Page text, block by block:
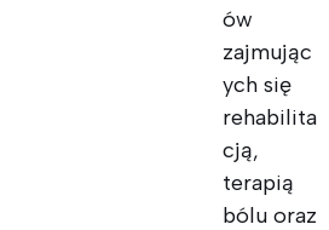
ów
zajmując
ych się
rehabilita
cją,
terapią
bólu oraz